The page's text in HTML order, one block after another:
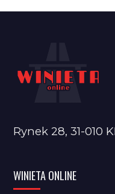
Rynek 28, 31-010
WINIETA ONLINE